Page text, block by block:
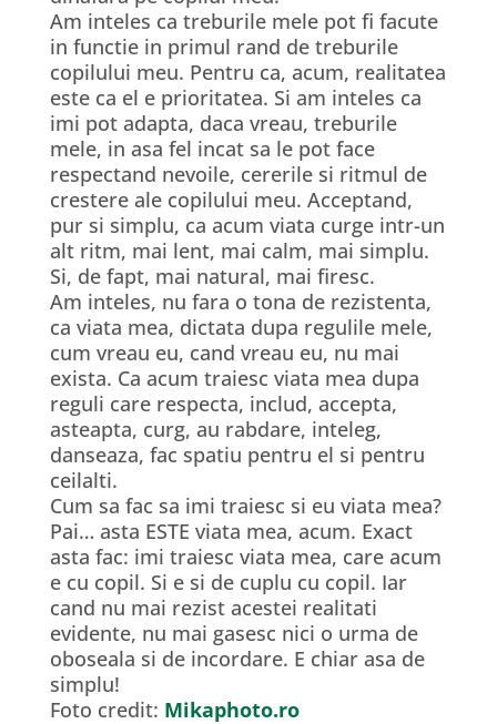
Am inteles ca treburile mele pot fi facute
in functie in primul rand de treburile
copilului meu. Pentru ca, acum, realitatea
este ca el e prioritatea. Si am inteles ca
imi pot adapta, daca vreau, treburile
mele, in asa fel incat sa le pot face
respectand nevoile, cererile si ritmul de
crestere ale copilului meu. Acceptand,
pur si simplu, ca acum viata curge intr-un
alt ritm, mai lent, mai calm, mai simplu.
Si, de fapt, mai natural, mai firesc.
Am inteles, nu fara o tona de rezistenta,
ca viata mea, dictata dupa regulile mele,
cum vreau eu, cand vreau eu, nu mai
exista. Ca acum traiesc viata mea dupa
reguli care respecta, includ, accepta,
asteapta, curg, au rabdare, inteleg,
danseaza, fac spatiu pentru el si pentru
ceilalti.
Cum sa fac sa imi traiesc si eu viata mea?
Pai… asta ESTE viata mea, acum. Exact
asta fac: imi traiesc viata mea, care acum
e cu copil. Si e si de cuplu cu copil. Iar
cand nu mai rezist acestei realitati
evidente, nu mai gasesc nici o urma de
oboseala si de incordare. E chiar asa de
simplu!
Foto credit: Mikaphoto.ro